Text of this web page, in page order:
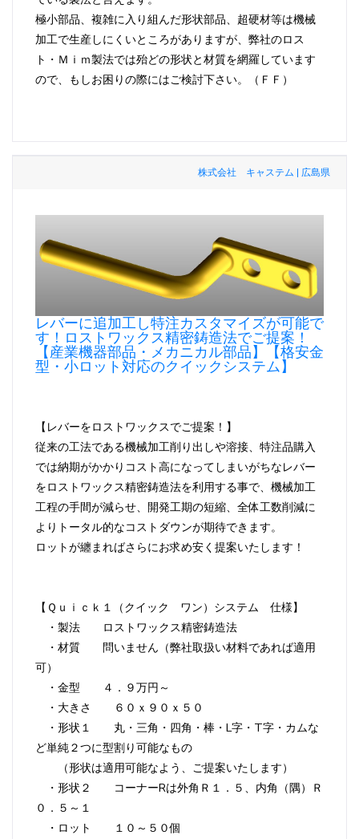
極小部品、複雑に入り組んだ形状部品、超硬材等は機械
加工で生産しにくいところがありますが、弊社のロス
ト・Ｍｉｍ製法では殆どの形状と材質を網羅しています
ので、もしお困りの際にはご検討下さい。（ＦＦ）
株式会社 キャステム | 広島県
レバーに追加工し特注カスタマイズが可能で
す！ロストワックス精密鋳造法でご提案！
【産業機器部品・メカニカル部品】【格安金
型・小ロット対応のクイックシステム】
【レバーをロストワックスでご提案！】
従来の工法である機械加工削り出しや溶接、特注品購入
では納期がかかりコスト高になってしまいがちなレバー
をロストワックス精密鋳造法を利用する事で、機械加工
工程の手間が減らせ、開発工期の短縮、全体工数削減に
よりトータル的なコストダウンが期待できます。
ロットが纏まればさらにお求め安く提案いたします！
【Ｑｕｉｃｋ１（クイック ワン）システム 仕様】
・製法 ロストワックス精密鋳造法
・材質 問いません（弊社取扱い材料であれば適用
可）
・金型 ４．９万円～
・大きさ ６０ｘ９０ｘ５０
・形状１ 丸・三角・四角・棒・L字・T字・カムな
ど単純２つに型割り可能なもの
（形状は適用可能なよう、ご提案いたします）
・形状２ コーナーRは外角Ｒ１．５、内角（隅）Ｒ
０．５～１
・ロット １０～５０個